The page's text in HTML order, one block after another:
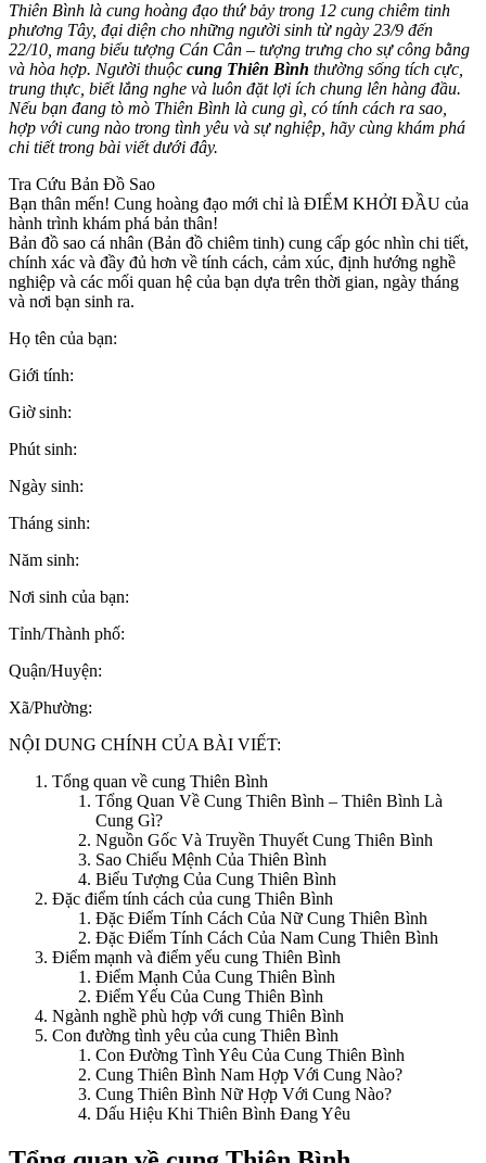
Thiên Bình là cung hoàng đạo thứ bảy trong 12 cung chiêm tinh
phương Tây, đại diện cho những người sinh từ ngày 23/9 đến
22/10, mang biểu tượng Cán Cân – tượng trưng cho sự công bằng
và hòa hợp. Người thuộc cung Thiên Bình thường sống tích cực,
trung thực, biết lắng nghe và luôn đặt lợi ích chung lên hàng đầu.
Nếu bạn đang tò mò Thiên Bình là cung gì, có tính cách ra sao,
hợp với cung nào trong tình yêu và sự nghiệp, hãy cùng khám phá
chi tiết trong bài viết dưới đây.
Tra Cứu Bản Đồ Sao
Bạn thân mến! Cung hoàng đạo mới chỉ là ĐIỂM KHỞI ĐẦU của
hành trình khám phá bản thân!
Bản đồ sao cá nhân (Bản đồ chiêm tinh) cung cấp góc nhìn chi tiết,
chính xác và đầy đủ hơn về tính cách, cảm xúc, định hướng nghề
nghiệp và các mối quan hệ của bạn dựa trên thời gian, ngày tháng
và nơi bạn sinh ra.
Họ tên của bạn:
Giới tính:
Giờ sinh:
Phút sinh:
Ngày sinh:
Tháng sinh:
Năm sinh:
Nơi sinh của bạn:
Tỉnh/Thành phố:
Quận/Huyện:
Xã/Phường:
NỘI DUNG CHÍNH CỦA BÀI VIẾT:
Tổng quan về cung Thiên Bình
Tổng Quan Về Cung Thiên Bình – Thiên Bình Là
Cung Gì?
Nguồn Gốc Và Truyền Thuyết Cung Thiên Bình
Sao Chiếu Mệnh Của Thiên Bình
Biểu Tượng Của Cung Thiên Bình
Đặc điểm tính cách của cung Thiên Bình
Đặc Điểm Tính Cách Của Nữ Cung Thiên Bình
Đặc Điểm Tính Cách Của Nam Cung Thiên Bình
Điểm mạnh và điểm yếu cung Thiên Bình
Điểm Mạnh Của Cung Thiên Bình
Điểm Yếu Của Cung Thiên Bình
Ngành nghề phù hợp với cung Thiên Bình
Con đường tình yêu của cung Thiên Bình
Con Đường Tình Yêu Của Cung Thiên Bình
Cung Thiên Bình Nam Hợp Với Cung Nào?
Cung Thiên Bình Nữ Hợp Với Cung Nào?
Dấu Hiệu Khi Thiên Bình Đang Yêu